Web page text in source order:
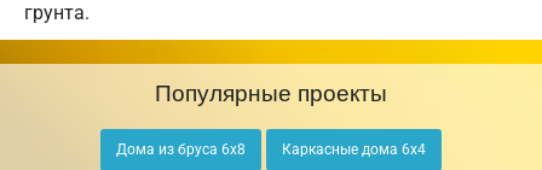
грунта.
Популярные проекты
Дома из бруса 6х8 Каркасные дома 6х4